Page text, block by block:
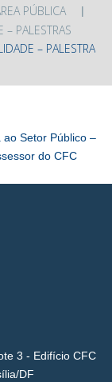
PÚBLICA
– PALESTRAS
– PALESTRA
ao Setor Público –
do CFC
3 - Edifício CFC
DF